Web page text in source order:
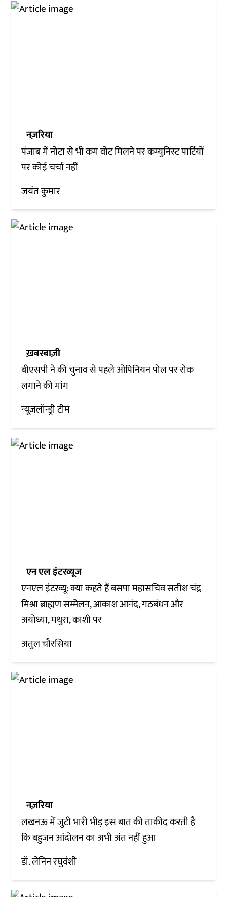
नज़रिया
पंजाब में नोटा से भी कम वोट मिलने पर कम्‍युनिस्‍ट पार्टियों
पर कोई चर्चा नहीं
जयंत कुमार
ख़बरबाज़ी
बीएसपी ने की चुनाव से पहले ओपिनियन पोल पर रोक
लगाने की मांग
न्यूज़लॉन्ड्री टीम
एन एल इंटरव्यूज
एनएल इंटरव्यू: क्या कहते हैं बसपा महासचिव सतीश चंद्र
मिश्रा ब्राह्मण सम्मेलन, आकाश आनंद, गठबंधन और
अयोध्या, मथुरा, काशी पर
अतुल चौरसिया
नज़रिया
लखनऊ में जुटी भारी भीड़ इस बात की ताकीद करती है
कि बहुजन आंदोलन का अभी अंत नहीं हुआ
डॉ. लेनिन रघुवंशी